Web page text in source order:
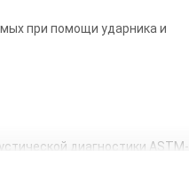
при помощи ударника и
диагностики ASTM-
а также буронабивных и